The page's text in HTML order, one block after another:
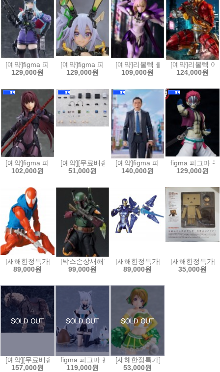
[예약]figma 피그마 소녀전선2 망명 - 클루카이[4545784070420]
129,000원
[예약]figma 피그마 바니 슈트 플래닝 - 실버 배럴
129,000원
[예약]리볼텍 클레이모어 - 클레
109,000원
[예약]리볼텍
124,000원
[예약]figma 피그마 Fate/Grand Order 랜서/스카사하
102,000원
[예약][무료배송]figma 피그마 플러스 플레이스테이
51,000원
[예약]figma 피그마 고독한 미식
140,000원
figma 피그마
129,000원
[새해한정특가]MAFEX No.186 스칼렛 스파이더(코믹 COMIC
89,000원
[박스손상새해한정특가]S.H.Figuarts 스타워즈:북
99,000원
[새해한정특가]MAFEX 마펙스
89,000원
[새해한정특가]
35,000원
[예약][무료배송]figma 피그마 엘든링 - 영마 토렌트[4545784069653]
157,000원
figma 피그마 홀로라이브 - 시라카미 후부키
119,000원
[새해한정특가]figFIX 피그픽스
53,000원